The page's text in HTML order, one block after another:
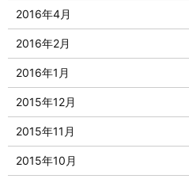
2016年4月
2016年2月
2016年1月
2015年12月
2015年11月
2015年10月